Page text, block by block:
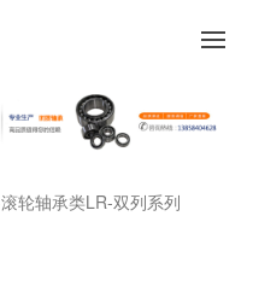
滚轮轴承类LR-双列系列